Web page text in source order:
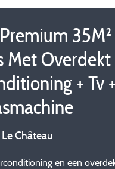
Met Overdekt
+ Tv +
Château
en een